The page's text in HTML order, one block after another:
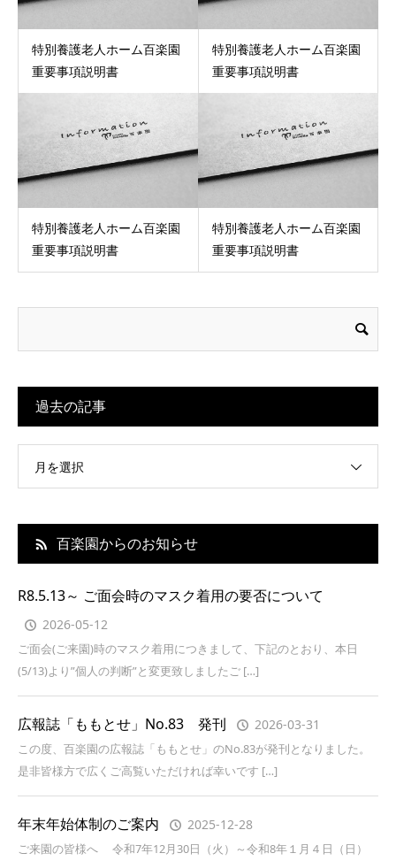
特別養護老人ホーム百楽園
重要事項説明書
特別養護老人ホーム百楽園
重要事項説明書
特別養護老人ホーム百楽園
重要事項説明書
特別養護老人ホーム百楽園
重要事項説明書
過去の記事
月を選択
百楽園からのお知らせ
R8.5.13～ ご面会時のマスク着用の要否について
2026-05-12
ご面会(ご来園)時のマスク着用につきまして、下記のとおり、本日
(5/13)より”個人の判断”と変更致しましたご […]
広報誌「ももとせ」No.83 発刊 2026-03-31
この度、百楽園の広報誌「ももとせ」のNo.83が発刊となりました。
是非皆様方で広くご高覧いただければ幸いです […]
年末年始体制のご案内 2025-12-28
ご来園の皆様へ 令和7年12月30日（火）～令和8年１月４日（日）